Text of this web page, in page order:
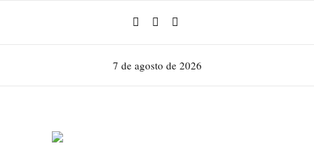
7 de agosto de 2026